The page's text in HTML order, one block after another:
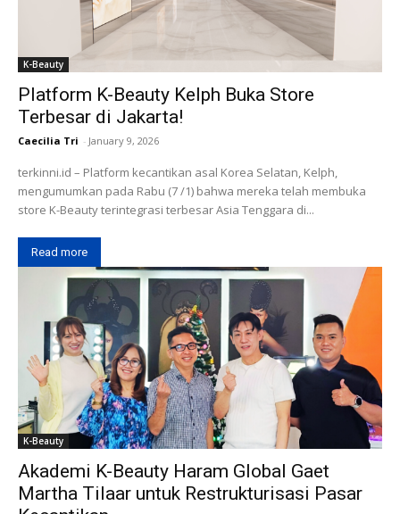
K-Beauty
Platform K-Beauty Kelph Buka Store
Terbesar di Jakarta!
Caecilia Tri - January 9, 2026
terkinni.id – Platform kecantikan asal Korea Selatan, Kelph,
mengumumkan pada Rabu (7 /1) bahwa mereka telah membuka
store K-Beauty terintegrasi terbesar Asia Tenggara di...
Read more
K-Beauty
Akademi K-Beauty Haram Global Gaet
Martha Tilaar untuk Restrukturisasi Pasar